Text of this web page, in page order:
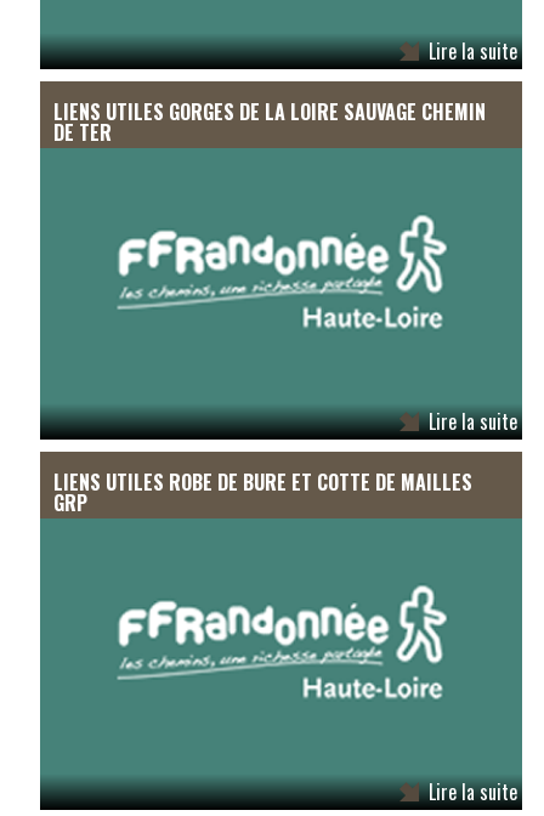
Lire la suite
LIENS UTILES GORGES DE LA LOIRE SAUVAGE CHEMIN
DE TER
Lire la suite
LIENS UTILES ROBE DE BURE ET COTTE DE MAILLES
GRP
Lire la suite